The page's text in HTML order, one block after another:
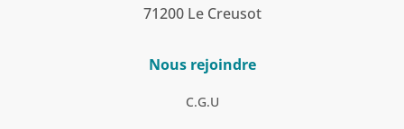
71200 Le Creusot
Nous rejoindre
C.G.U